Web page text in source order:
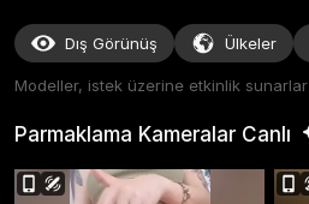
Dış Görünüş Ülkeler
Modeller, istek üzerine etkinlik sunarlar
Parmaklama Kameralar Canlı